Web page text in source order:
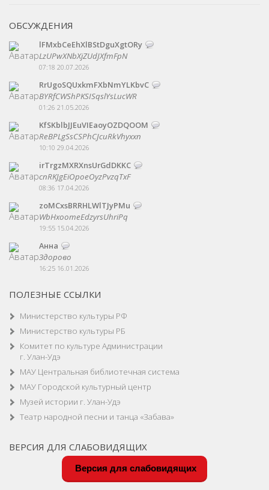
ОБСУЖДЕНИЯ
lFMxbCeEhXlBStDguXgtORy
LzUPwXNbXjZUdJXfmFpN
07:18 20.07.2026
RrUgoSQUxkmFXbNmYLKbvC
BYRfCWShPKSISqslYsLucWR
01:26 21.05.2026
KfSKblbJJEuVIEaoyOZDQOOM
ReBPLgSsCSPhCJcuRkVhyxxn
10:10 29.04.2026
irTrgzMXRXnsUrGdDKKC
cnRKJgEiOpoeOyzPvzqTxF
08:36 17.04.2026
zoMCxsBRRHLWlTJyPMu
WbHxoomeEdzyrsUhriPq
19:55 15.04.2026
Анна
Здорово
16:25 16.01.2026
ПОЛЕЗНЫЕ ССЫЛКИ
Министерство культуры РФ
Министерство культуры РБ
Комитет по культуре Администрации
г. Улан-Удэ
МАУ Центральная библиотечная система
МАУ Городской культурный центр
Музей истории г. Улан-Удэ
Театр народной песни и танца «Забава»
ВЕРСИЯ ДЛЯ СЛАБОВИДЯЩИХ
Версия для слабовидящих